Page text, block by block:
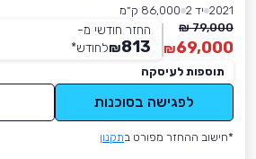
2021 יד 2
86,000 ק״מ
79,000 ₪
69,000
₪
החזר חודשי מ-
813
₪לחודש*
תוספות לעיסקה
לפגישה בסוכנות
*חישוב ההחזר מפורט בתקנון